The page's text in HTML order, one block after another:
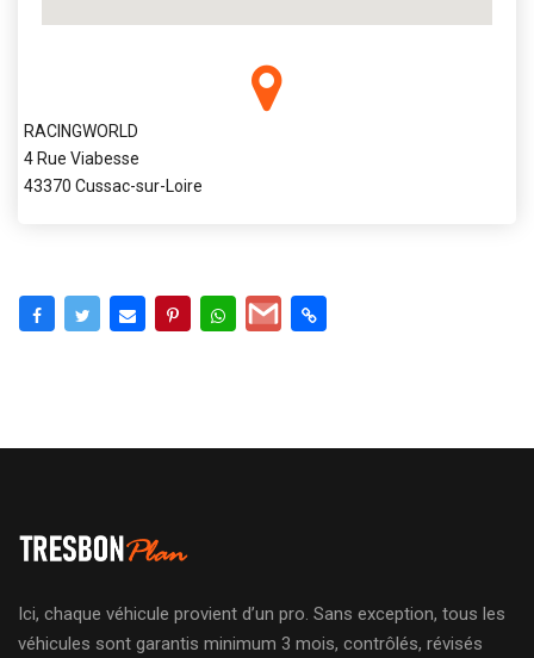
RACINGWORLD
4 Rue Viabesse
43370 Cussac-sur-Loire
Ici, chaque véhicule provient d’un pro. Sans exception, tous les
véhicules sont garantis minimum 3 mois, contrôlés, révisés